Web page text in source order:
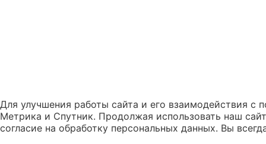
Для улучшения работы сайта и его взаимодействия с
Метрика и Спутник. Продолжая использовать наш
согласие на обработку персональных данных. Вы